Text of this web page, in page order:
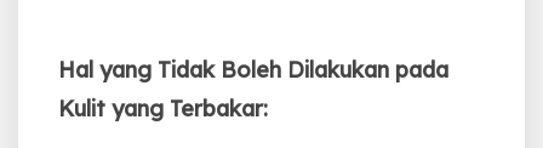
Hal yang Tidak Boleh Dilakukan pada
Kulit yang Terbakar: